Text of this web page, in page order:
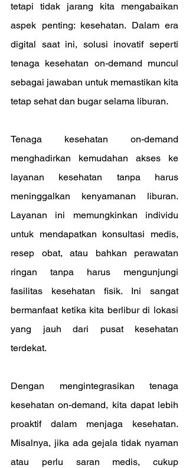
tetapi tidak jarang kita mengabaikan
aspek penting: kesehatan. Dalam era
digital saat ini, solusi inovatif seperti
tenaga kesehatan on-demand muncul
sebagai jawaban untuk memastikan kita
tetap sehat dan bugar selama liburan.
Tenaga kesehatan on-demand
menghadirkan kemudahan akses ke
layanan kesehatan tanpa harus
meninggalkan kenyamanan liburan.
Layanan ini memungkinkan individu
untuk mendapatkan konsultasi medis,
resep obat, atau bahkan perawatan
ringan tanpa harus mengunjungi
fasilitas kesehatan fisik. Ini sangat
bermanfaat ketika kita berlibur di lokasi
yang jauh dari pusat kesehatan
terdekat.
Dengan mengintegrasikan tenaga
kesehatan on-demand, kita dapat lebih
proaktif dalam menjaga kesehatan.
Misalnya, jika ada gejala tidak nyaman
atau perlu saran medis, cukup